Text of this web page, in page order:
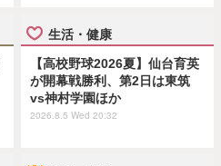
生活・健康
【高校野球2026夏】仙台育英
が開幕戦勝利、第2日は東筑
vs神村学園ほか
2026.8.5 Wed 20:32